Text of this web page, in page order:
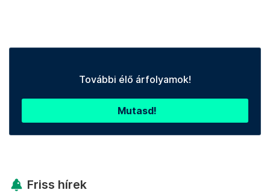
További élő árfolyamok!
Mutasd!
Friss hírek